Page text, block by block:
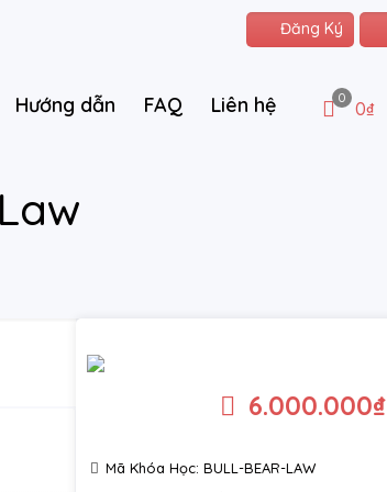
Đăng Ký
Hướng dẫn FAQ Liên hệ 0 0₫
6.000.000₫
Mã Khóa Học: BULL-BEAR-LAW